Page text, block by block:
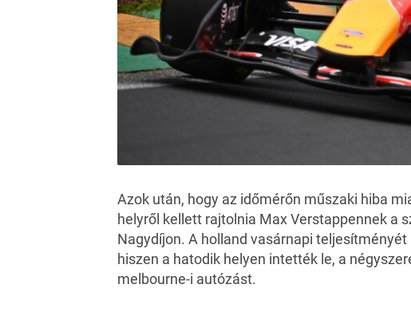
Azok után, hogy az időmérőn műszaki hiba
helyről kellett rajtolnia Max Verstappennek a
Nagydíjon. A holland vasárnapi
hiszen a hatodik helyen intették le, a
melbourne-i autózást.